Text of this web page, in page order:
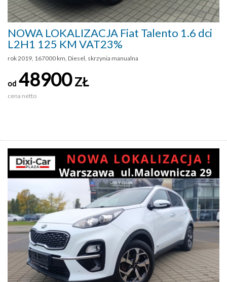
NOWA LOKALIZACJA Fiat Talento 1.6 dci
L2H1 125 KM VAT23%
rok 2019, 167000 km, Diesel, skrzynia manualna
od 48900ZŁ
cena netto